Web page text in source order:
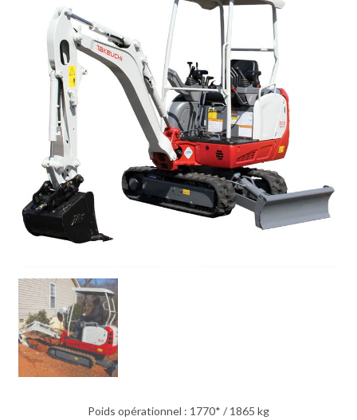
Poids opérationnel : 1770* / 1865 kg